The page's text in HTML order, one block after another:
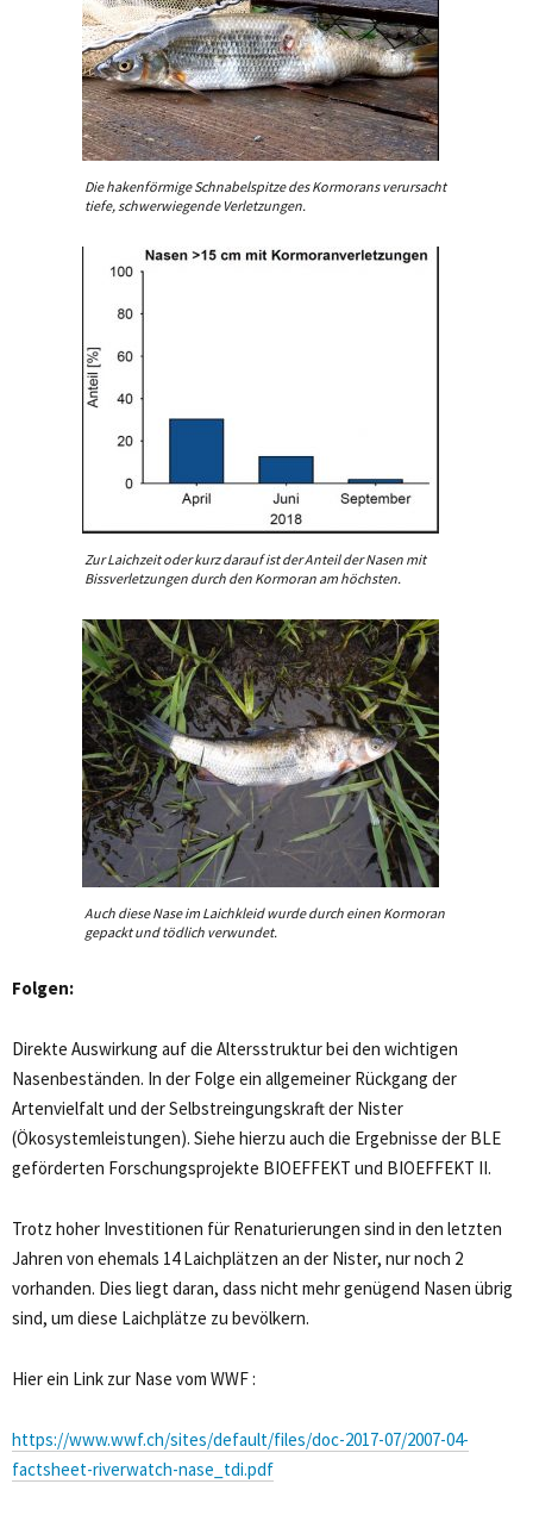
Die hakenförmige Schnabelspitze des Kormorans verursacht
tiefe, schwerwiegende Verletzungen.
Zur Laichzeit oder kurz darauf ist der Anteil der Nasen mit
Bissverletzungen durch den Kormoran am höchsten.
Auch diese Nase im Laichkleid wurde durch einen Kormoran
gepackt und tödlich verwundet.
Folgen:
Direkte Auswirkung auf die Altersstruktur bei den wichtigen
Nasenbeständen. In der Folge ein allgemeiner Rückgang der
Artenvielfalt und der Selbstreingungskraft der Nister
(Ökosystemleistungen). Siehe hierzu auch die Ergebnisse der BLE
geförderten Forschungsprojekte BIOEFFEKT und BIOEFFEKT II.
Trotz hoher Investitionen für Renaturierungen sind in den letzten
Jahren von ehemals 14 Laichplätzen an der Nister, nur noch 2
vorhanden. Dies liegt daran, dass nicht mehr genügend Nasen übrig
sind, um diese Laichplätze zu bevölkern.
Hier ein Link zur Nase vom WWF :
https://www.wwf.ch/sites/default/files/doc-2017-07/2007-04-
factsheet-riverwatch-nase_tdi.pdf